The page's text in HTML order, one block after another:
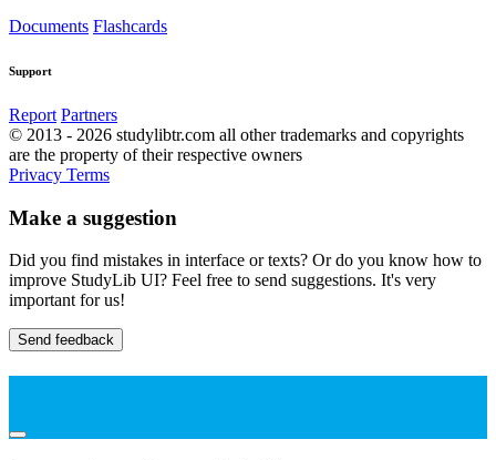
Documents Flashcards
Support
Report Partners
© 2013 - 2026 studylibtr.com all other trademarks and copyrights
are the property of their respective owners
Privacy Terms
Make a suggestion
Did you find mistakes in interface or texts? Or do you know how to
improve StudyLib UI? Feel free to send suggestions. It's very
important for us!
Send feedback